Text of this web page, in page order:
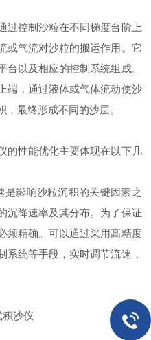
过控制沙粒在不同梯度台阶上
或气流对沙粒的搬运作用。它
以及相应的控制系统组成。
端，通过液体或气体流动使沙
最终形成不同的沙层。
性能优化主要体现在以下几
影响沙粒沉积的关键因素之
沉降速率及其分布。为了保证
须精确。可以通过采用高精度
系统等手段，实时调节流速，